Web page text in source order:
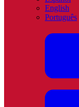
English
Português